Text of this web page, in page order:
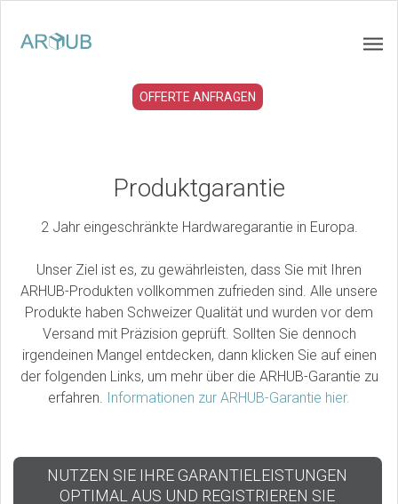
OFFERTE ANFRAGEN
Produktgarantie
2 Jahr eingeschränkte Hardwaregarantie in Europa.
Unser Ziel ist es, zu gewährleisten, dass Sie mit Ihren
ARHUB-Produkten vollkommen zufrieden sind. Alle unsere
Produkte haben Schweizer Qualität und wurden vor dem
Versand mit Präzision geprüft. Sollten Sie dennoch
irgendeinen Mangel entdecken, dann klicken Sie auf einen
der folgenden Links, um mehr über die ARHUB-Garantie zu
erfahren. Informationen zur ARHUB-Garantie hier.
NUTZEN SIE IHRE GARANTIELEISTUNGEN
OPTIMAL AUS UND REGISTRIEREN SIE